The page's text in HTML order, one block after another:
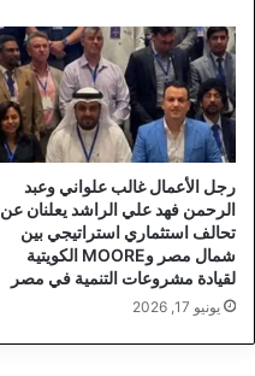
رجل الأعمال غالب علواني وعبد
الرحمن فهد علي الراشد يعلنان عن
تحالف استثماري استراتيجي بين
شمال مصر وMOORE الكويتية
لقيادة مشروعات التنمية في مصر
يونيو 17, 2026